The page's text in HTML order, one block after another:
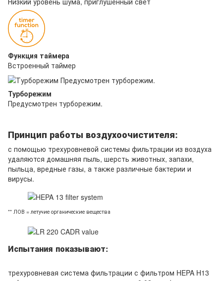
Функция таймера
Встроенный таймер
Турборежим
Предусмотрен турборежим.
Принцип работы воздухоочистителя:
с помощью трехуровневой системы фильтрации из воздуха
удаляются домашняя пыль, шерсть животных, запахи,
пыльца, вредные газы, а также различные бактерии и
вирусы.
** ЛОВ = летучие органические вещества
Испытания показывают:
трехуровневая система фильтрации с фильтром HEPA H13